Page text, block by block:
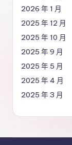
2026 年 1 月
2025 年 12 月
2025 年 10 月
2025 年 9 月
2025 年 5 月
2025 年 4 月
2025 年 3 月